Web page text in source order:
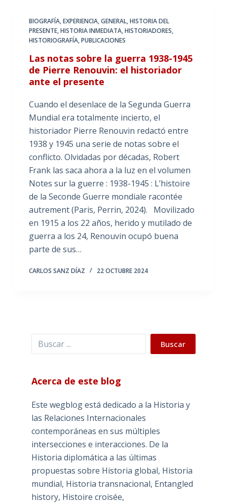
BIOGRAFÍA,EXPERIENCIA,GENERAL,HISTORIA DEL
PRESENTE,HISTORIA INMEDIATA,HISTORIADORES,
HISTORIOGRAFÍA,PUBLICACIONES
Las notas sobre la guerra 1938-1945
de Pierre Renouvin: el historiador
ante el presente
Cuando el desenlace de la Segunda Guerra
Mundial era totalmente incierto, el
historiador Pierre Renouvin redactó entre
1938 y 1945 una serie de notas sobre el
conflicto. Olvidadas por décadas, Robert
Frank las saca ahora a la luz en el volumen
Notes sur la guerre : 1938-1945 : L’histoire
de la Seconde Guerre mondiale racontée
autrement (Paris, Perrin, 2024). Movilizado
en 1915 a los 22 años, herido y mutilado de
guerra a los 24, Renouvin ocupó buena
parte de sus…
CARLOS SANZ DÍAZ 22 OCTUBRE 2024
Buscar Buscar
Acerca de este blog
Este wegblog está dedicado a la Historia y
las Relaciones Internacionales
contemporáneas en sus múltiples
intersecciones e interacciones. De la
Historia diplomática a las últimas
propuestas sobre Historia global, Historia
mundial, Historia transnacional, Entangled
history, Histoire croisée,